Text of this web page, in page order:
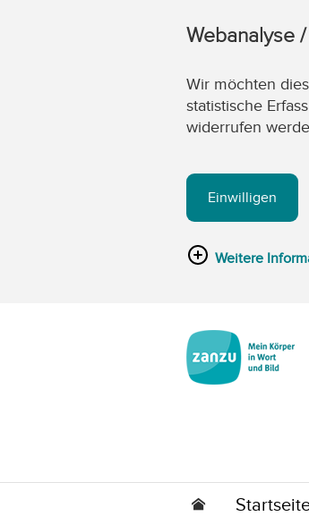
Webanalyse
Wir möchten
statistische
widerrufen
Einwilligen
Weitere